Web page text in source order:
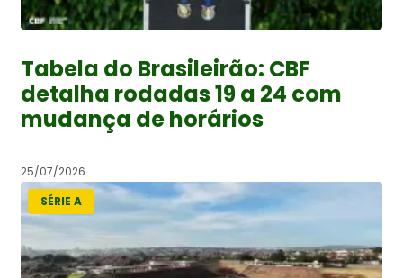
Tabela do Brasileirão: CBF
detalha rodadas 19 a 24 com
mudança de horários
25/07/2026
SÉRIE A